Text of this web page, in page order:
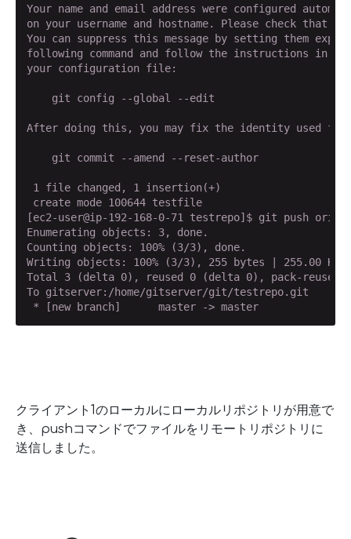
Your name and email address were configured
on your username and hostname. Please check that
You can suppress this message by setting them
following command and follow the instructions in
your configuration file:
    git config --global --edit
After doing this, you may fix the identity used for
    git commit --amend --reset-author
1 file changed, 1 insertion(+)
create mode 100644 testfile
[ec2-user@ip-192-168-0-71 testrepo]$ git push
Enumerating objects: 3, done.
Counting objects: 100% (3/3), done.
Writing objects: 100% (3/3), 255 bytes | 255.00
Total 3 (delta 0), reused 0 (delta 0), pack-reused
To gitserver:/home/gitserver/git/testrepo.git
* [new branch]      master -> master
クライアント1のローカルにローカルリポジトリが用意で
き、pushコマンドでファイルをリモートリポジトリに
送信しました。